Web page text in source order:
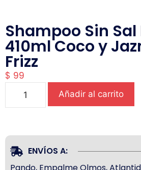
Shampoo Sin
410ml Coco y
Frizz
$ 99
Añadir al carrito
ENVÍOS A: